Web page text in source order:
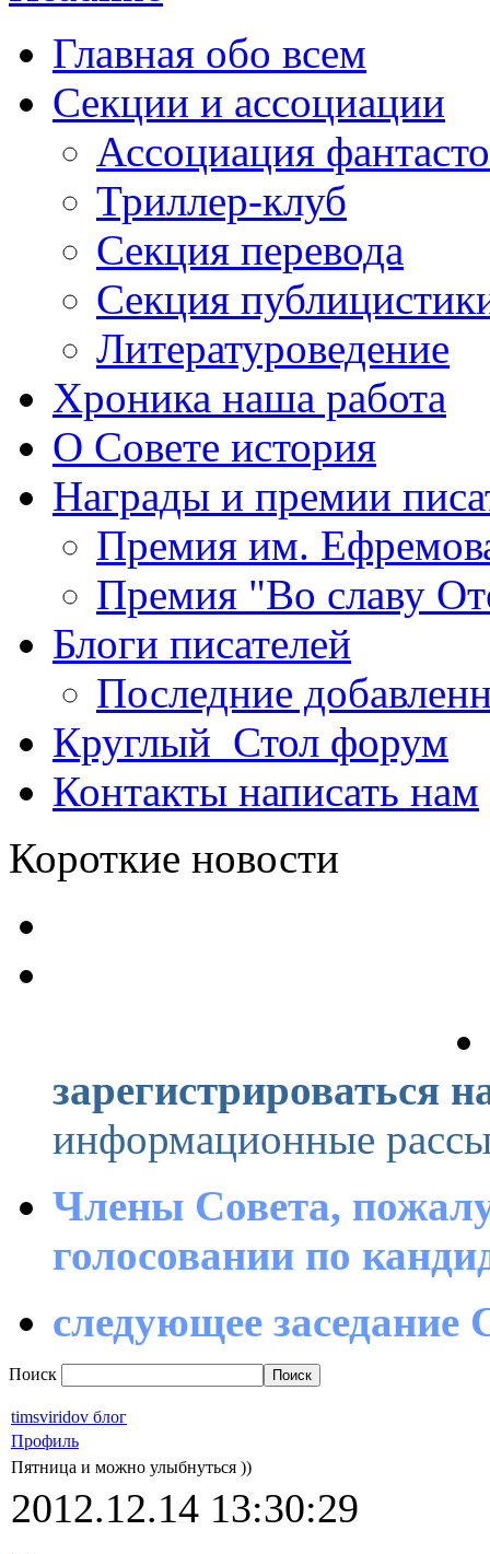
Главная обо всем
Секции и ассоциации
Ассоциация
Триллер-клуб
Секция перевода
Секция
Литературоведение
Хроника наша работа
О Совете история
Награды и премии
Премия им.
Премия "Во славу
Блоги писателей
Последние
Круглый_Стол форум
Контакты написать нам
Короткие новости
зарегистрироваться
информационные
Члены Совета,
голосовании по
следующее заседание
Поиск
timsviridov блог
Профиль
Пятница и можно улыбнуться ))
2012.12.14 13:30:29